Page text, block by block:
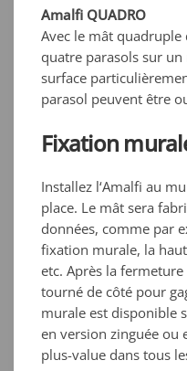
Amalfi QUADRO
Avec le mât
quatre parasols sur
surface
parasol peuvent être
Fixation
Installez l‘Amalfi au
place. Le mât sera
données, comme par
fixation murale, la
etc. Après la
tourné de côté pour
murale est disponible
en version zinguée ou
plus-value dans tous